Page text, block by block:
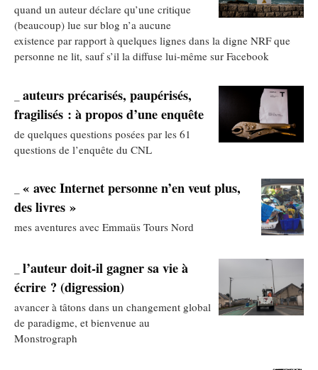
quand un auteur déclare qu’une critique
(beaucoup) lue sur blog n’a aucune
existence par rapport à quelques lignes dans la digne NRF que
personne ne lit, sauf s’il la diffuse lui-même sur Facebook
auteurs précarisés, paupérisés,
fragilisés : à propos d’une enquête
de quelques questions posées par les 61
questions de l’enquête du CNL
« avec Internet personne n’en veut plus,
des livres »
mes aventures avec Emmaüs Tours Nord
l’auteur doit-il gagner sa vie à
écrire ? (digression)
avancer à tâtons dans un changement global
de paradigme, et bienvenue au
Monstrograph